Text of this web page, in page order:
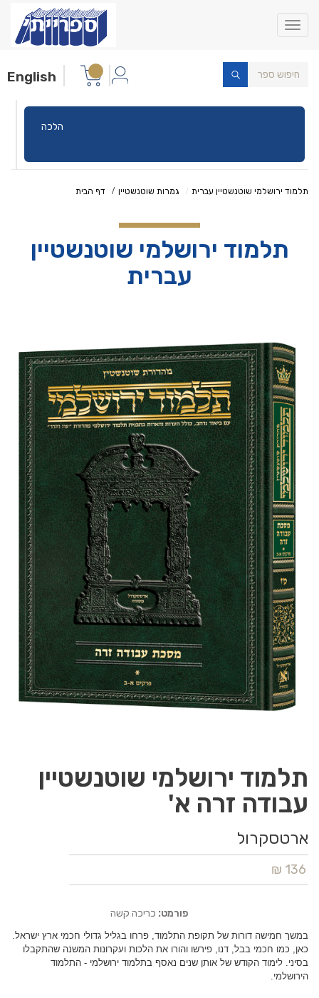
Toggle
navigation
English
הלכה
דף הבית גמרות שוטנשטיין תלמוד ירושלמי שוטנשטיין עברית
תלמוד ירושלמי שוטנשטיין
עברית
תלמוד ירושלמי שוטנשטיין
עבודה זרה א'
ארטסקרול
136 ₪
פורמט: כריכה קשה
במשך חמישה דורות של תקופת התלמוד, פרחו בגליל גדולי חכמי ארץ ישראל.
כאן, כמו חכמי בבל, דנו, פירשו והורו את הלכות ועקרונות המשנה שהתקבלו
בסיני. לימוד הקודש של אותן שנים נאסף בתלמוד ירושלמי - התלמוד
הירושלמי.